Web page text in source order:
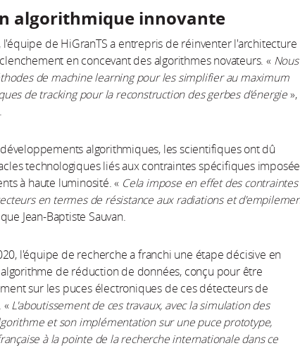
algorithmique innovante
l'équipe de HiGranTS a entrepris de réinventer l'architecture
en concevant des algorithmes novateurs. « Nous
de machine learning pour les simplifier au maximum
de tracking pour la reconstruction des gerbes d'énergie »,
algorithmiques, les scientifiques ont dû
technologiques liés aux contraintes spécifiques
à haute luminosité. « Cela impose en effet des contraintes
en termes de résistance aux radiations et
Jean-Baptiste Sauvan.
l'équipe de recherche a franchi une étape décisive en
de réduction de données, conçu pour être
sur les puces électroniques de ces détecteurs de
« L'aboutissement de ces travaux, avec la simulation des
et son implémentation sur une puce prototype,
à la pointe de la recherche internationale dans ce